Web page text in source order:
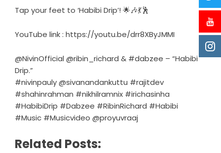
Tap your feet to ‘Habibi Drip’! 🌟🎶💃🕺
YouTube link : https://youtu.be/drr8XByJMMI
@NivinOfficial @ribin_richard & #dabzee – “Habibi
Drip.”
#nivinpauly @sivanandankuttu #rajitdev
#shahinrahman #nikhilramnix #irichasinha
#HabibiDrip #Dabzee #RibinRichard #Habibi
#Music #Musicvideo @proyuvraaj
Related Posts: